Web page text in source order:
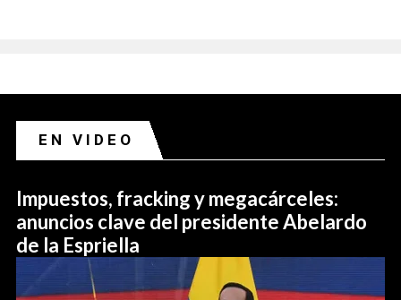
EN VIDEO
Impuestos, fracking y megacárceles:
anuncios clave del presidente Abelardo
de la Espriella